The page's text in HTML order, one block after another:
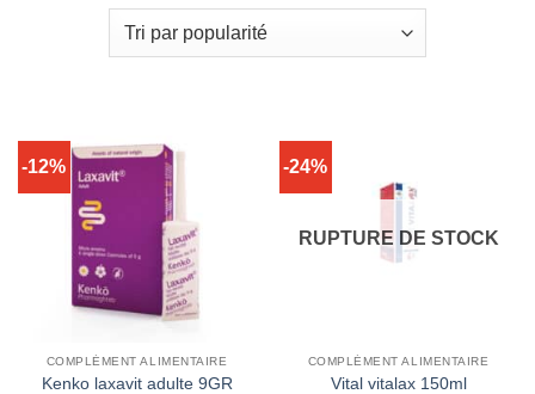
-12%
COMPLÉMENT ALIMENTAIRE
Kenko laxavit adulte 9GR
-24%
RUPTURE DE STOCK
COMPLÉMENT ALIMENTAIRE
Vital vitalax 150ml